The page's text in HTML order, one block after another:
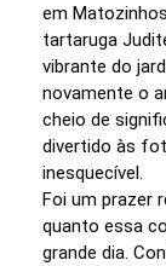
em
tartaruga
vibrante do
novamente o
cheio de
divertido às
inesquecível.
Foi um prazer
quanto essa
grande dia.